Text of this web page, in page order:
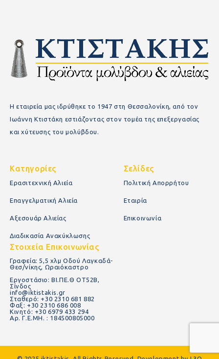
Η εταιρεία μας ιδρύθηκε το 1947 στη Θεσσαλονίκη, από τον
Ιωάννη Κτιστάκη εστιάζοντας στον τομέα της επεξεργασίας
και χύτευσης του μολύβδου.
Κατηγορίες
Ερασιτεχνική Αλιεία
Επαγγελματική Αλιεία
Αξεσουάρ Αλιείας
Διαδικασία Ανακύκλωσης
Σελίδες
Πολιτική Απορρήτου
Εταιρία
Επικοινωνία
Στοιχεία Επικοινωνίας
Γραφεία: 5,5 χλμ Οδού Λαγκαδά-
Θεσ/νίκης, Ωραιόκαστρο
Εργοστάσιο: ΒΙ.ΠΕ.Θ ΟΤ52Β,
Σίνδος
info@iktistakis.gr
Σταθερό: +30 2310 681 882
Φαξ: +30 2310 686 008
Κινητό: +30 6979 433 294
Αρ. Γ.Ε.ΜΗ. : 184500805000